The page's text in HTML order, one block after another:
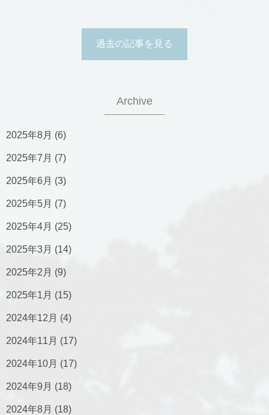
過去の記事を見る
Archive
2025年8月 (6)
2025年7月 (7)
2025年6月 (3)
2025年5月 (7)
2025年4月 (25)
2025年3月 (14)
2025年2月 (9)
2025年1月 (15)
2024年12月 (4)
2024年11月 (17)
2024年10月 (17)
2024年9月 (18)
2024年8月 (18)